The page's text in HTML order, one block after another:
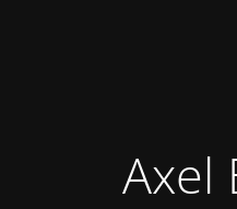
Axel